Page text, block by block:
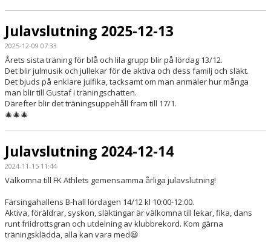
Julavslutning 2025-12-13
2025-12-09 07:33
Årets sista träning för blå och lila grupp blir på lördag 13/12.
Det blir julmusik och jullekar för de aktiva och dess familj och släkt.
Det bjuds på enklare julfika, tacksamt om man anmäler hur många
man blir till Gustaf i träningschatten.
Därefter blir det träningsuppehåll fram till 17/1.
🎄🎄🎄
Julavslutning 2024-12-14
2024-11-15 11:44
Välkomna till FK Athlets gemensamma årliga julavslutning!
Färsingahallens B-hall lördagen 14/12 kl 10:00-12:00.
Aktiva, föräldrar, syskon, släktingar är välkomna till lekar, fika, dans
runt friidrottsgran och utdelning av klubbrekord. Kom gärna
träningsklädda, alla kan vara med😃